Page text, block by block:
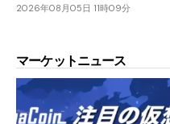
2026年08月05日 11時09分
マーケットニュース